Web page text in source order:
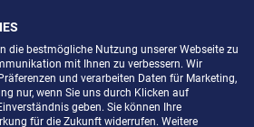
die bestmögliche Nutzung unserer Webseite zu
mit Ihnen zu verbessern. Wir
und verarbeiten Daten für Marketing,
nur, wenn Sie uns durch Klicken auf
geben. Sie können Ihre
für die Zukunft widerrufen. Weitere